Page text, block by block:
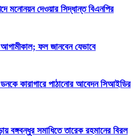
মনোনয়ন দেওয়ার সিদ্ধান্ত বিএনপির
ফল জানবেন যেভাবে
কারাগারে পাঠানোর আবেদন সিআইডির
বঙ্গবন্ধুর সমাধিতে তারেক রহমানের বিরল